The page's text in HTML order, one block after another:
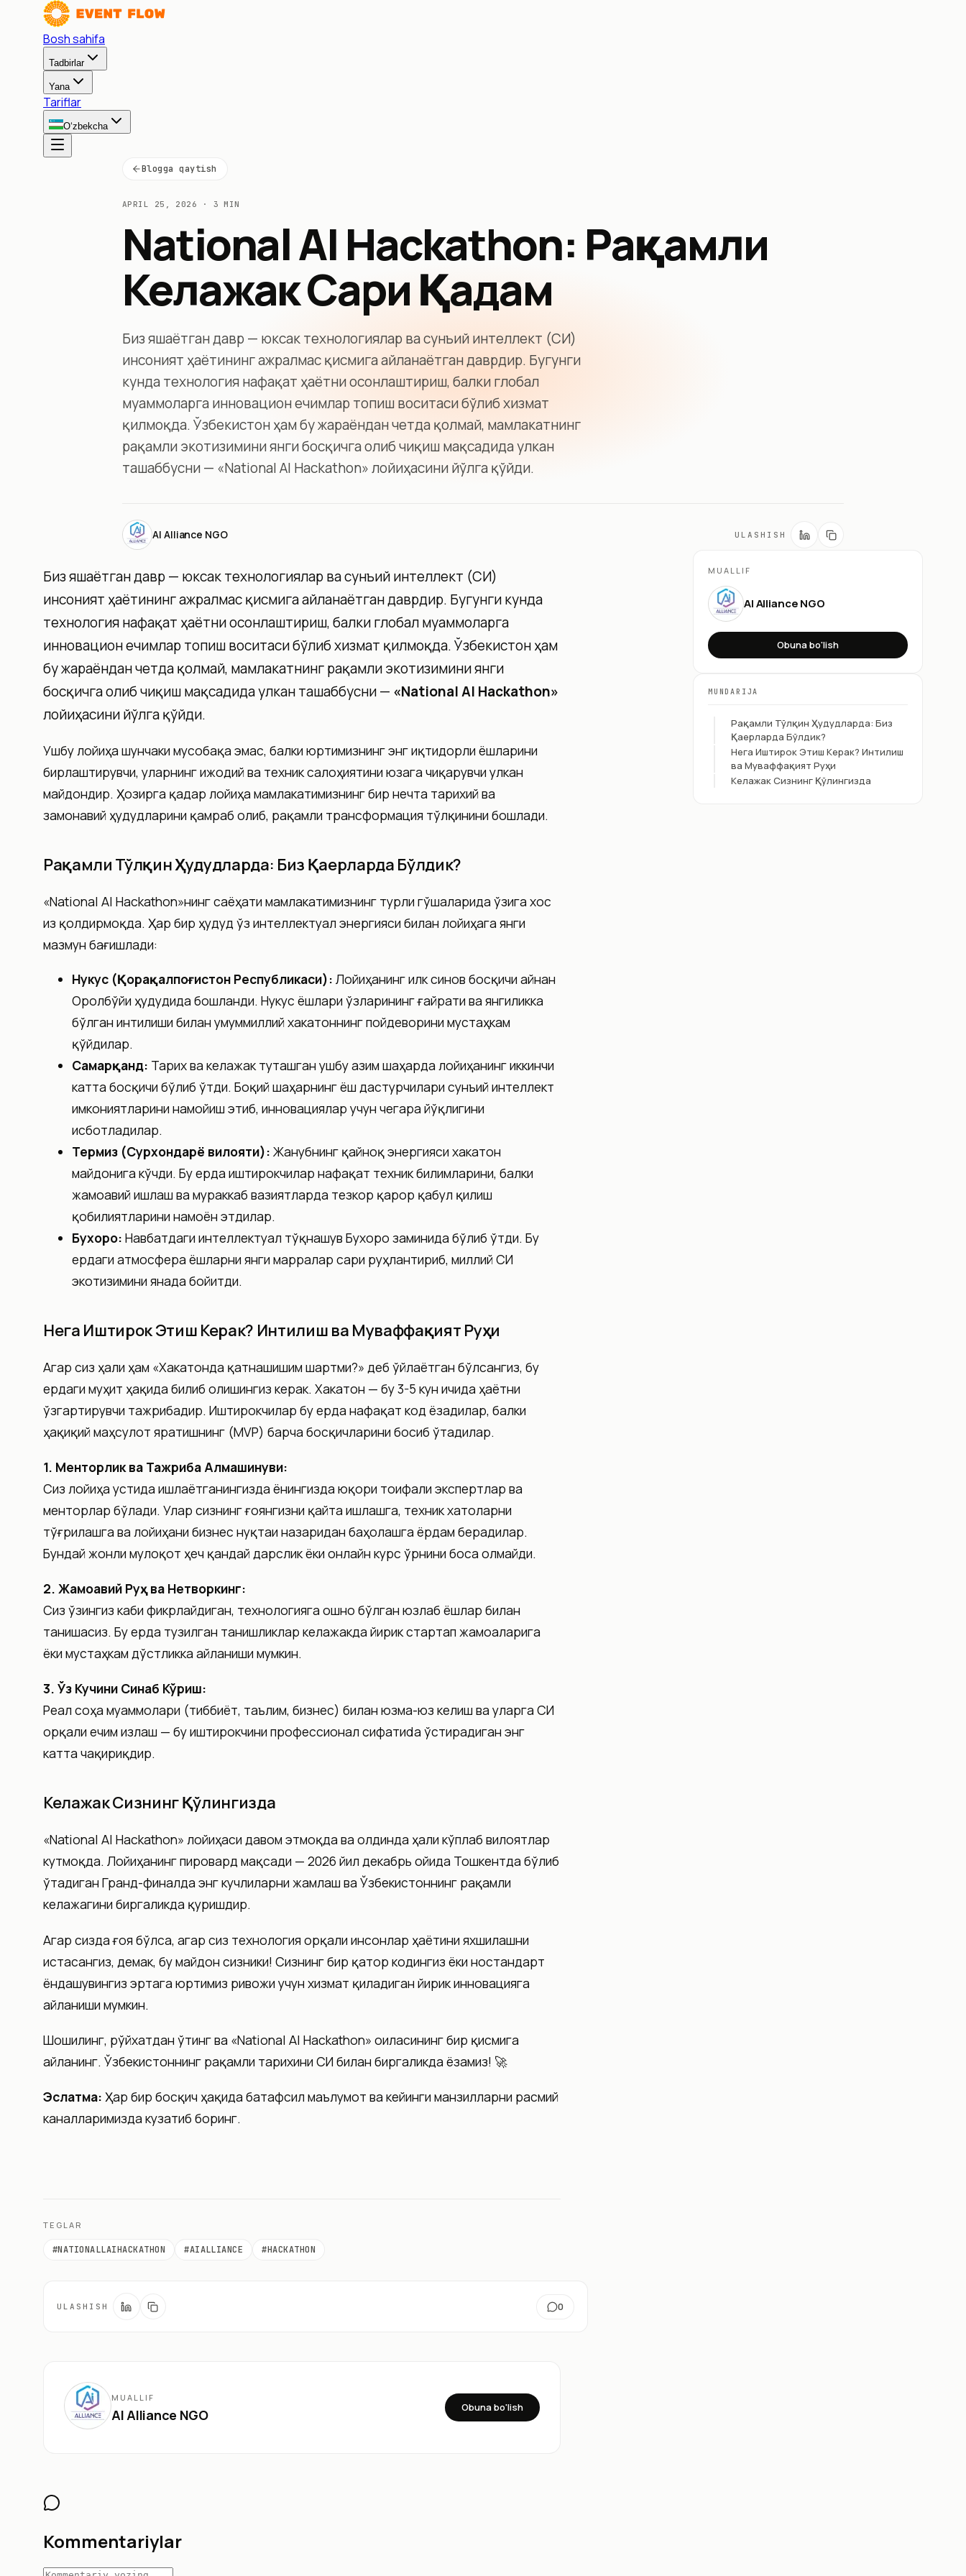
Bosh sahifa
Tadbirlar
Yana
Tariflar
O‘zbekcha
Blogga qaytish
APRIL 25, 2026 · 3 MIN
National AI Hackathon: Рақамли
Келажак Сари Қадам
Биз яшаётган давр — юксак технологиялар ва сунъий интеллект (СИ)
инсоният ҳаётининг ажралмас қисмига айланаётган даврдир. Бугунги
кунда технология нафақат ҳаётни осонлаштириш, балки глобал
муаммоларга инновацион ечимлар топиш воситаси бўлиб хизмат
қилмоқда. Ўзбекистон ҳам бу жараёндан четда қолмай, мамлакатнинг
рақамли экотизимини янги босқичга олиб чиқиш мақсадида улкан
ташаббусни — «National AI Hackathon» лойиҳасини йўлга қўйди.
AI Alliance NGO ULASHISH
Биз яшаётган давр — юксак технологиялар ва сунъий интеллект (СИ)
инсоният ҳаётининг ажралмас қисмига айланаётган даврдир. Бугунги кунда
технология нафақат ҳаётни осонлаштириш, балки глобал муаммоларга
инновацион ечимлар топиш воситаси бўлиб хизмат қилмоқда. Ўзбекистон ҳам
бу жараёндан четда қолмай, мамлакатнинг рақамли экотизимини янги
босқичга олиб чиқиш мақсадида улкан ташаббусни — «National AI Hackathon»
лойиҳасини йўлга қўйди.
Ушбу лойиҳа шунчаки мусобақа эмас, балки юртимизнинг энг иқтидорли ёшларини
бирлаштирувчи, уларнинг ижодий ва техник салоҳиятини юзага чиқарувчи улкан
майдондир. Ҳозирга қадар лойиҳа мамлакатимизнинг бир нечта тарихий ва
замонавий ҳудудларини қамраб олиб, рақамли трансформация тўлқинини бошлади.
Рақамли Тўлқин Ҳудудларда: Биз Қаерларда Бўлдик?
«National AI Hackathon»нинг саёҳати мамлакатимизнинг турли гўшаларида ўзига хос
из қолдирмоқда. Ҳар бир ҳудуд ўз интеллектуал энергияси билан лойиҳага янги
мазмун бағишлади:
Нукус (Қорақалпоғистон Республикаси): Лойиҳанинг илк синов босқичи айнан
Оролбўйи ҳудудида бошланди. Нукус ёшлари ўзларининг ғайрати ва янгиликка
бўлган интилиши билан умуммиллий хакатоннинг пойдеворини мустаҳкам
қўйдилар.
Самарқанд: Тарих ва келажак туташган ушбу азим шаҳарда лойиҳанинг иккинчи
катта босқичи бўлиб ўтди. Боқий шаҳарнинг ёш дастурчилари сунъий интеллект
имкониятларини намойиш этиб, инновациялар учун чегара йўқлигини
исботладилар.
Термиз (Сурхондарё вилояти): Жанубнинг қайноқ энергияси хакатон
майдонига кўчди. Бу ерда иштирокчилар нафақат техник билимларини, балки
жамоавий ишлаш ва мураккаб вазиятларда тезкор қарор қабул қилиш
қобилиятларини намоён этдилар.
Бухоро: Навбатдаги интеллектуал тўқнашув Бухоро заминида бўлиб ўтди. Бу
ердаги атмосфера ёшларни янги марралар сари руҳлантириб, миллий СИ
экотизимини янада бойитди.
Нега Иштирок Этиш Керак? Интилиш ва Муваффақият Руҳи
Агар сиз ҳали ҳам «Хакатонда қатнашишим шартми?» деб ўйлаётган бўлсангиз, бу
ердаги муҳит ҳақида билиб олишингиз керак. Хакатон — бу 3-5 кун ичида ҳаётни
ўзгартирувчи тажрибадир. Иштирокчилар бу ерда нафақат код ёзадилар, балки
ҳақиқий маҳсулот яратишнинг (MVP) барча босқичларини босиб ўтадилар.
1. Менторлик ва Тажриба Алмашинуви:
Сиз лойиҳа устида ишлаётганингизда ёнингизда юқори тоифали экспертлар ва
менторлар бўлади. Улар сизнинг ғоянгизни қайта ишлашга, техник хатоларни
тўғрилашга ва лойиҳани бизнес нуқтаи назаридан баҳолашга ёрдам берадилар.
Бундай жонли мулоқот ҳеч қандай дарслик ёки онлайн курс ўрнини боса олмайди.
2. Жамоавий Руҳ ва Нетворкинг:
Сиз ўзингиз каби фикрлайдиган, технологияга ошно бўлган юзлаб ёшлар билан
танишасиз. Бу ерда тузилган танишликлар келажакда йирик стартап жамоаларига
ёки мустаҳкам дўстликка айланиши мумкин.
3. Ўз Кучини Синаб Кўриш:
Реал соҳа муаммолари (тиббиёт, таълим, бизнес) билан юзма-юз келиш ва уларга СИ
орқали ечим излаш — бу иштирокчини профессионал сифатиda ўстирадиган энг
катта чақириқдир.
Келажак Сизнинг Қўлингизда
«National AI Hackathon» лойиҳаси давом этмоқда ва олдинда ҳали кўплаб вилоятлар
кутмоқда. Лойиҳанинг пировард мақсади — 2026 йил декабрь ойида Тошкентда бўлиб
ўтадиган Гранд-финалда энг кучлиларни жамлаш ва Ўзбекистоннинг рақамли
келажагини биргаликда қуришдир.
Агар сизда ғоя бўлса, агар сиз технология орқали инсонлар ҳаётини яхшилашни
истасангиз, демак, бу майдон сизники! Сизнинг бир қатор кодингиз ёки ностандарт
ёндашувингиз эртага юртимиз ривожи учун хизмат қиладиган йирик инновацияга
айланиши мумкин.
Шошилинг, рўйхатдан ўтинг ва «National AI Hackathon» оиласининг бир қисмига
айланинг. Ўзбекистоннинг рақамли тарихини СИ билан биргаликда ёзамиз! 🚀
Эслатма: Ҳар бир босқич ҳақида батафсил маълумот ва кейинги манзилларни расмий
каналларимизда кузатиб боринг.
TEGLAR
#NATIONALLAIHACKATHON #AIALLIANCE #HACKATHON
ULASHISH 0
MUALLIF
AI Alliance NGO Obuna bo'lish
Kommentariylar
MUALLIF
AI Alliance NGO
Obuna bo'lish
MUNDARIJA
Рақамли Тўлқин Ҳудудларда: Биз
Қаерларда Бўлдик?
Нега Иштирок Этиш Керак? Интилиш
ва Муваффақият Руҳи
Келажак Сизнинг Қўлингизда